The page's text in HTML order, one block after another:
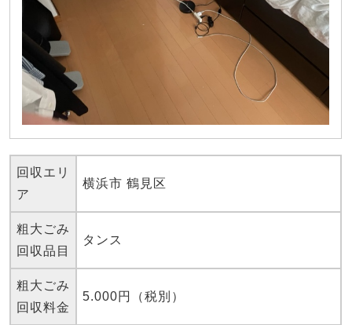
回収エリ
ア
横浜市 鶴見区
粗大ごみ
回収品目
タンス
粗大ごみ
回収料金
5.000円（税別）